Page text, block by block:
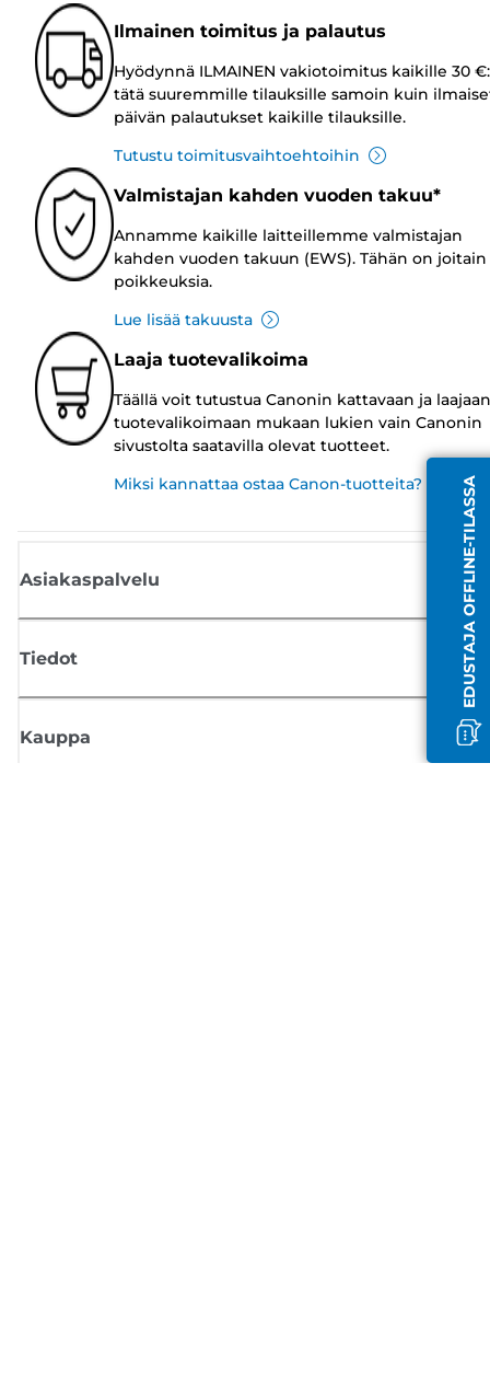
EDUSTAJA OFFLINE-TILASSA
Ilmainen toimitus ja palautus
Hyödynnä ILMAINEN vakiotoimitus kaikille 30
tätä suuremmille tilauksille samoin kuin
päivän palautukset kaikille tilauksille.
Tutustu toimitusvaihtoehtoihin
Valmistajan kahden vuoden takuu*
Annamme kaikille laitteillemme valmistajan
kahden vuoden takuun (EWS). Tähän on joitain
poikkeuksia.
Lue lisää takuusta
Laaja tuotevalikoima
Täällä voit tutustua Canonin kattavaan ja laajaan
tuotevalikoimaan mukaan lukien vain Canonin
sivustolta saatavilla olevat tuotteet.
Miksi kannattaa ostaa Canon-tuotteita?
Asiakaspalvelu
Tiedot
Kauppa